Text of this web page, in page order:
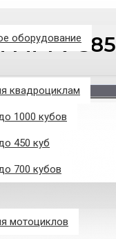
оборудование
квадроциклам
1000 кубов
450 куб
700 кубов
мотоциклов
Mi TV S85